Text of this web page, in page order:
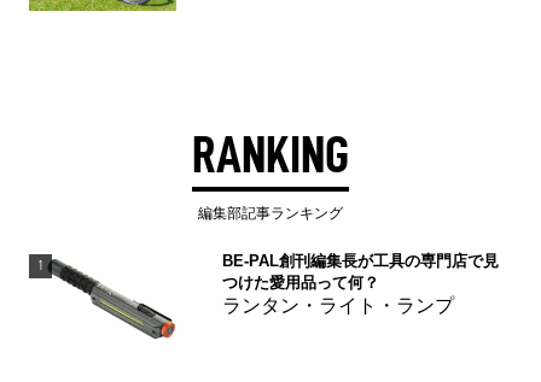
RANKING
編集部記事ランキング
1
BE-PAL創刊編集長が工具の専門店で見
つけた愛用品って何？
ランタン・ライト・ランプ